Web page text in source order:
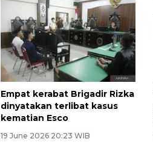
Empat kerabat Brigadir Rizka
dinyatakan terlibat kasus
kematian Esco
19 June 2026 20:23 WIB